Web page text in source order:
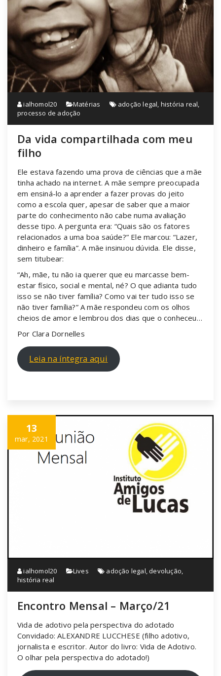
ialhomol20 Matérias adoção legal, história real,
processo de adoção
Da vida compartilhada com meu
filho
Ele estava fazendo uma prova de ciências que a mãe
tinha achado na internet. A mãe sempre preocupada
em ensiná-lo a aprender a fazer provas do jeito
como a escola quer, apesar de saber que a maior
parte do conhecimento não cabe numa avaliação
desse tipo. A pergunta era: “Quais são os fatores
relacionados a uma boa saúde?” Ele marcou: “Lazer,
dinheiro e família”. A mãe insinuou dúvida. Ele disse,
sem titubear:
“Ah, mãe, tu não ia querer que eu marcasse bem-
estar físico, social e mental, né? O que adianta tudo
isso se não tiver família? Como vai ter tudo isso se
não tiver família?” A mãe respondeu com os olhos
cheios de amor e lembrou dos dias que o conheceu…
Por Clara Dornelles
Leia na íntegra aqui
13
mar, 2021
ialhomol20 Lives adoção legal,devolução,
história real
Encontro Mensal – Março/21
Vida de adotivo pela perspectiva do adotado
Convidado: ALEXANDRE LUCCHESE (filho adotivo,
jornalista e escritor. Autor do livro: Vida de Adotivo.
O olhar pela perspectiva do adotado!)